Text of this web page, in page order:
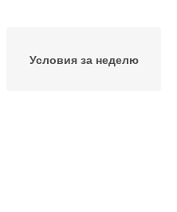
Условия за неделю